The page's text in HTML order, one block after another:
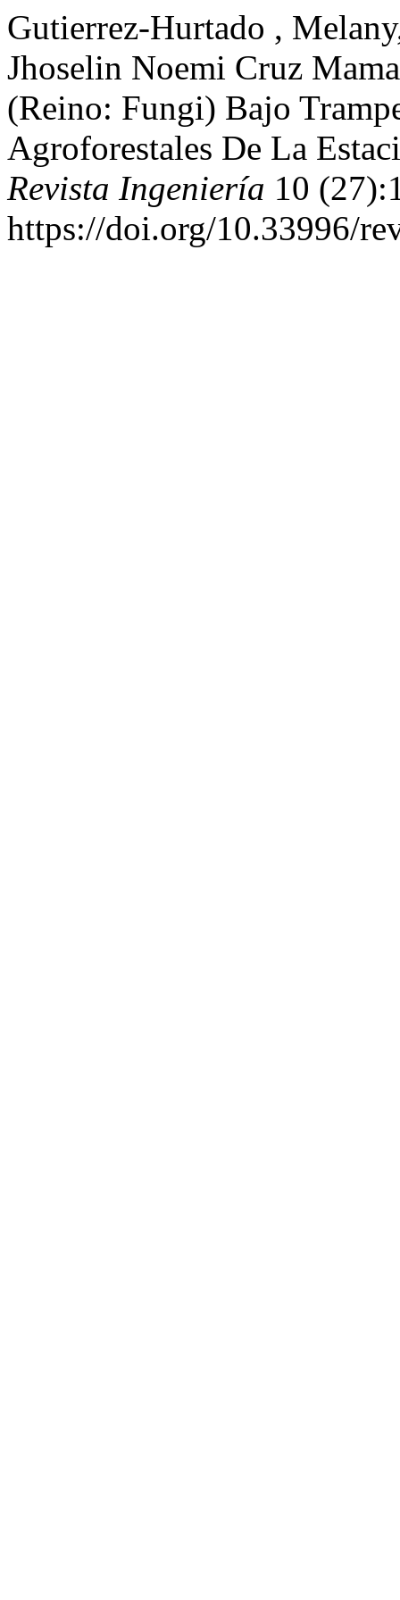
Gutierrez-Hurtado ,
Jhoselin Noemi Cruz
(Reino: Fungi) Bajo
Agroforestales De La
Revista Ingeniería 10
https://doi.org/10.33996/